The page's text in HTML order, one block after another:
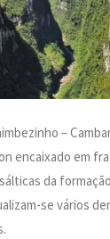
–
encaixado em
da
se vários